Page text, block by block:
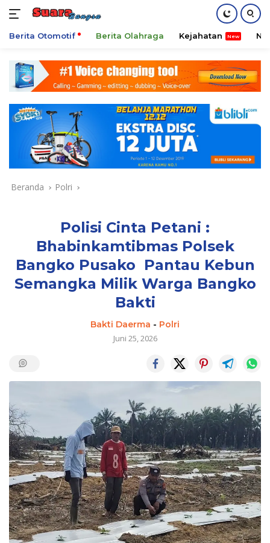
konten
Berita Otomotif Berita Olahraga Kejahatan
Beranda Polri
Polisi Cinta Petani :
Bhabinkamtibmas Polsek
Bangko Pusako Pantau Kebun
Semangka Milik Warga Bangko
Bakti
Bakti Daerma - Polri
Juni 25, 2026